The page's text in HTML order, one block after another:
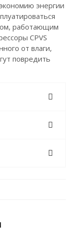
энергии
работающим
CPVS
от влаги,
повредить